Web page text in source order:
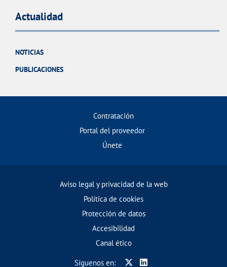
Actualidad
NOTICIAS
PUBLICACIONES
Contratación
Portal del proveedor
Únete
Aviso legal y privacidad de la web
Política de cookies
Protección de datos
Accesibilidad
Canal ético
Síguenos en: